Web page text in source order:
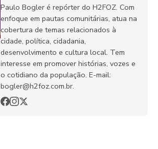
Paulo Bogler é repórter do H2FOZ. Com
enfoque em pautas comunitárias, atua na
cobertura de temas relacionados à
cidade, política, cidadania,
desenvolvimento e cultura local. Tem
interesse em promover histórias, vozes e
o cotidiano da população. E-mail:
bogler@h2foz.com.br.